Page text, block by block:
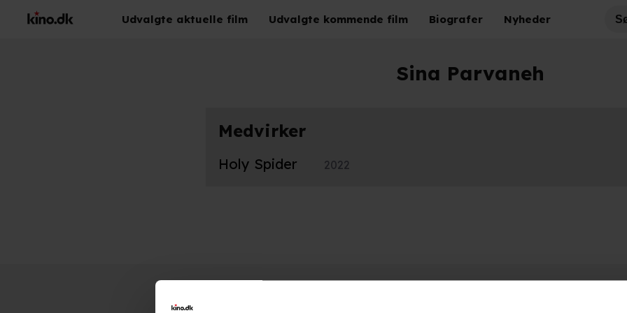
Udvalgte aktuelle film Udvalgte kommende film Biografer Nyheder
Sina Parvaneh
Medvirker
Holy Spider 2022
Hold dig opdateret